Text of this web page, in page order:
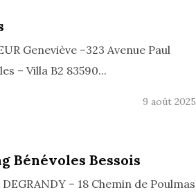
Geneviève –323 Avenue Paul
– Villa B2 83590...
9 août 2025
Bénévoles Bessois
– 18 Chemin de Poulmas